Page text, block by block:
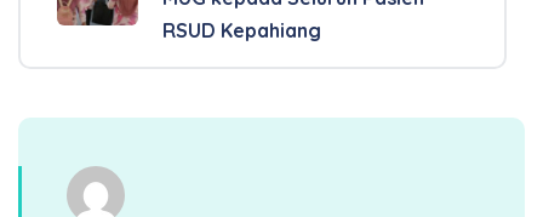
RSUD Kepahiang